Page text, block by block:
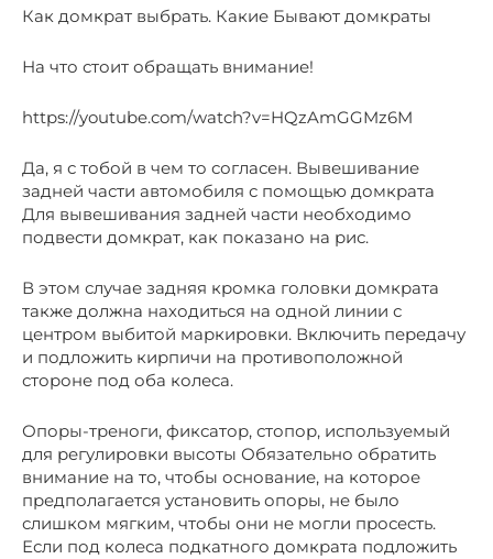
Как домкрат выбрать. Какие Бывают домкраты
На что стоит обращать внимание!
https://youtube.com/watch?v=HQzAmGGMz6M
Да, я с тобой в чем то согласен. Вывешивание
задней части автомобиля с помощью домкрата
Для вывешивания задней части необходимо
подвести домкрат, как показано на рис.
В этом случае задняя кромка головки домкрата
также должна находиться на одной линии с
центром выбитой маркировки. Включить передачу
и подложить кирпичи на противоположной
стороне под оба колеса.
Опоры-треноги, фиксатор, стопор, используемый
для регулировки высоты Обязательно обратить
внимание на то, чтобы основание, на которое
предполагается установить опоры, не было
слишком мягким, чтобы они не могли просесть.
Если под колеса подкатного домкрата подложить